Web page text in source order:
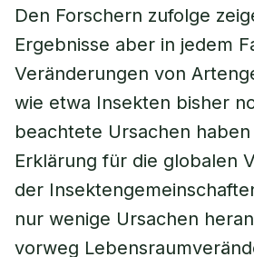
Den Forschern zufolge
Ergebnisse aber in jedem
Veränderungen von
wie etwa Insekten bisher
beachtete Ursachen haben
Erklärung für die globalen
der
nur wenige Ursachen
vorweg